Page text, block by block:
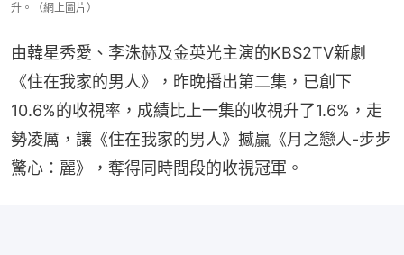
升。（網上圖片）
由韓星秀愛、李洙赫及金英光主演的KBS2TV新劇
《住在我家的男人》，昨晚播出第二集，已創下
10.6%的收視率，成績比上一集的收視升了1.6%，走
勢凌厲，讓《住在我家的男人》撼贏《月之戀人-步步
驚心：麗》，奪得同時間段的收視冠軍。